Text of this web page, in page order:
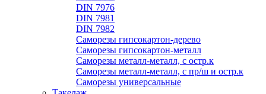
DIN 7976
DIN 7981
DIN 7982
Саморезы гипсокартон-дерево
Саморезы гипсокартон-металл
Саморезы металл-металл, с остр.к
Саморезы металл-металл, с пр/ш и остр.к
Саморезы универсальные